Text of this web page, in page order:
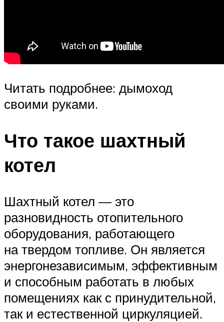
Читать подробнее: дымоход
своими руками.
Что такое шахтный
котел
Шахтный котел — это
разновидность отопительного
оборудования, работающего
на твердом топливе. Он является
энергонезависимым, эффективным
и способным работать в любых
помещениях как с принудительной,
так и естественной циркуляцией.